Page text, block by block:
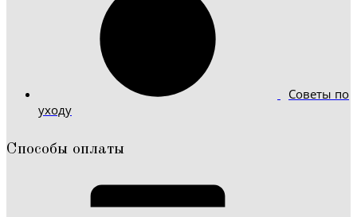
Советы по
уходу
Способы оплаты